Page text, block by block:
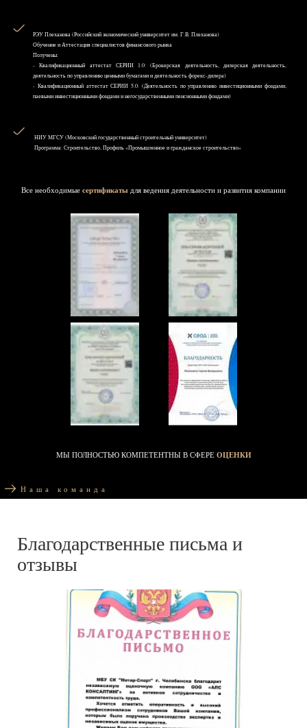
РЭУ Плеханова (Российский экономический университет им. Г.В. Плеханова)
Обучение и Аттестация специалистов финансового рынка
Получены:
- Квалификационный аттестат СЕРИИ 1.0: (Брокерская деятельность, дилерская деятельность,
деятельность по управлению ценными бумагами и деятельность форекс-дилера)
- Квалификационный аттестат СЕРИИ 5.0: (Деятельность по управлению инвестиционными фондами,
паевыми инвестиционными фондами и негосударственными пенсионными фондами)
НИУ MГСУ (Московский государственный строительный университет)
Программа: Строительство, Профиль «Промышленное и гражданское строительство»
Все необходимые сертификаты для ведения деятельности и развития компании
МЫ ПОЛНОСТЬЮ КОМПЕТЕНТНЫ В СФЕРЕ ОЦЕНКИ
Наша команда
Благодарственные письма и
отзывы